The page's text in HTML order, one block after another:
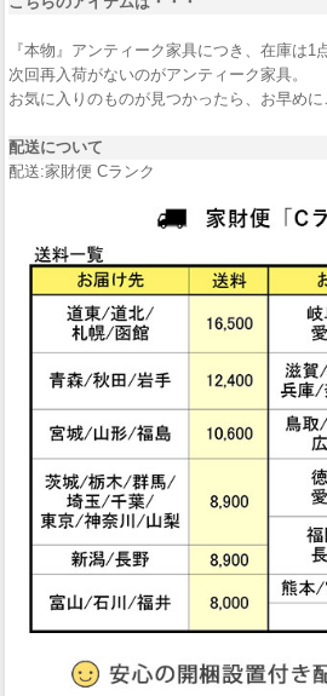
『本物』アンティーク家具につき、在庫は1
次回再入荷がないのがアンティーク家具。
お気に入りのものが見つかったら、お早め
配送について
配送:家財便 Cランク